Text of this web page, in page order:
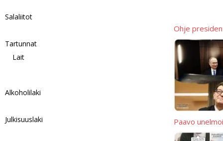
Ohje
Paavo
Salaliitot
Tartunnat
Lait
Alkoholilaki
Julkisuuslaki